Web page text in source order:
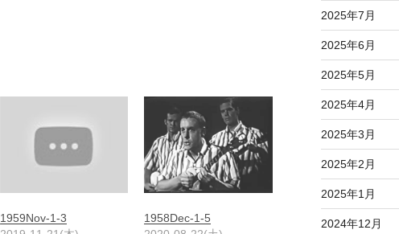
1959Nov-1-3
1958Dec-1-5
2025年7月
2025年6月
2025年5月
2025年4月
2025年3月
2025年2月
2025年1月
2024年12月